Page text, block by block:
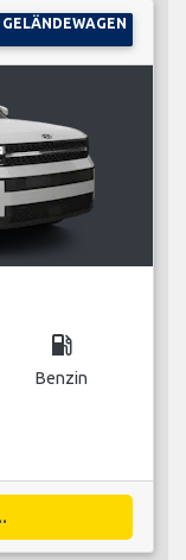
local_gas_station
Benzin